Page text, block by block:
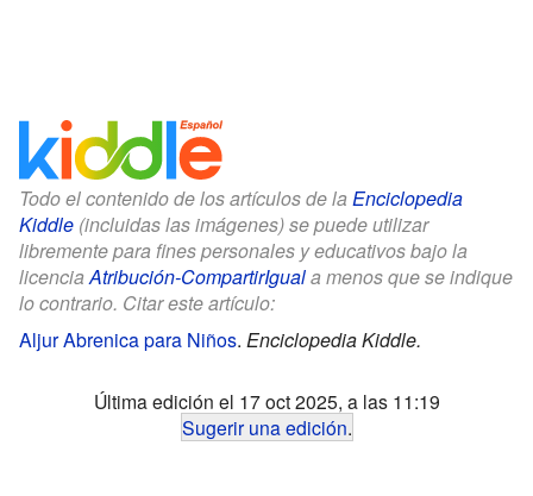
Todo el contenido de los artículos de la Enciclopedia
Kiddle (incluidas las imágenes) se puede utilizar
libremente para fines personales y educativos bajo la
licenciaAtribución-CompartirIguala menos que se indique
lo contrario. Citar este artículo:
Aljur Abrenica para Niños. Enciclopedia Kiddle.
Última edición el 17 oct 2025, a las 11:19
Sugerir una edición.